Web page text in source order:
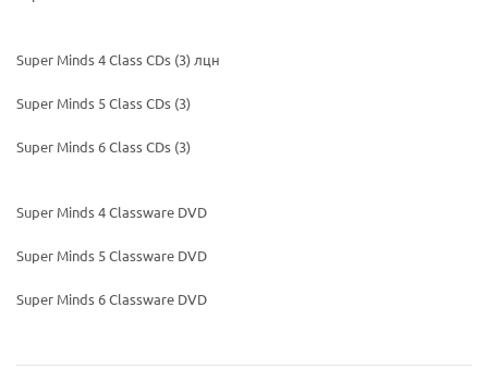
Super Minds 4 Class CDs (3) лцн
Super Minds 5 Class CDs (3)
Super Minds 6 Class CDs (3)
Super Minds 4 Classware DVD
Super Minds 5 Classware DVD
Super Minds 6 Classware DVD